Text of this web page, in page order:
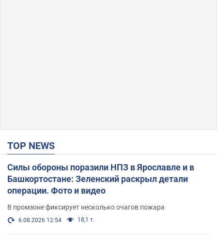
TOP NEWS
Силы обороны поразили НПЗ в Ярославле и в
Башкортостане: Зеленский раскрыл детали
операции. Фото и видео
В промзоне фиксирует несколько очагов пожара
6.08.2026 12:54 18,1 т.